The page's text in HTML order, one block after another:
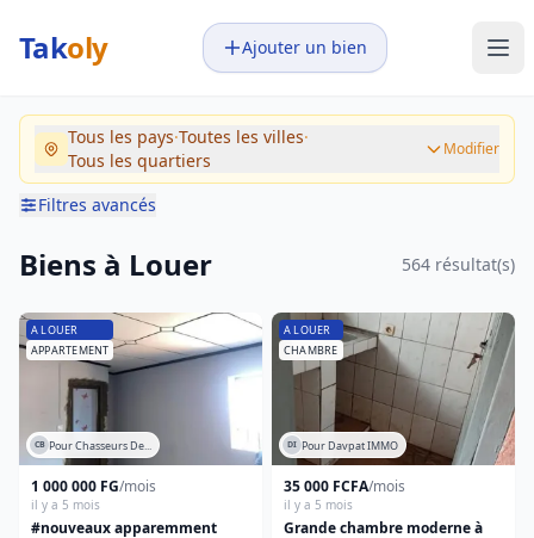
Takoly Ajouter un bien
Tous les pays·Toutes les villes·
Tous les quartiers
Modifier
Filtres avancés
Biens à Louer 564 résultat(s)
A LOUER
APPARTEMENT
CB Pour Chasseurs De...
1 000 000 FG/mois
il y a 5 mois
#nouveaux apparemment
A LOUER
CHAMBRE
DI Pour Davpat IMMO
35 000 FCFA/mois
il y a 5 mois
Grande chambre moderne à
–
Montants en XAF
Tous
A louer
Type de bien
Maison
Appartement
Studio
Chambre
Tous les pays
Ville
Toutes les villes
Quartier
Tous les quartiers